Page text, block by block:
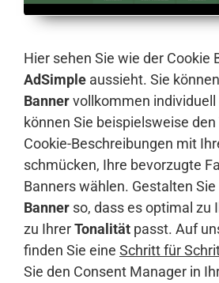
Hier sehen Sie wie der Cookie
AdSimple aussieht. Sie
Bannervollkommen
können Sie beispielsweise
Cookie-Beschreibungen mit
schmücken, Ihre bevorzugte
Banners wählen. Gestalten Sie
Banner so, dass es optimal zu
zu IhrerTonalität passt. Auf
finden Sie eine Schritt für
Sie den Consent Manager in